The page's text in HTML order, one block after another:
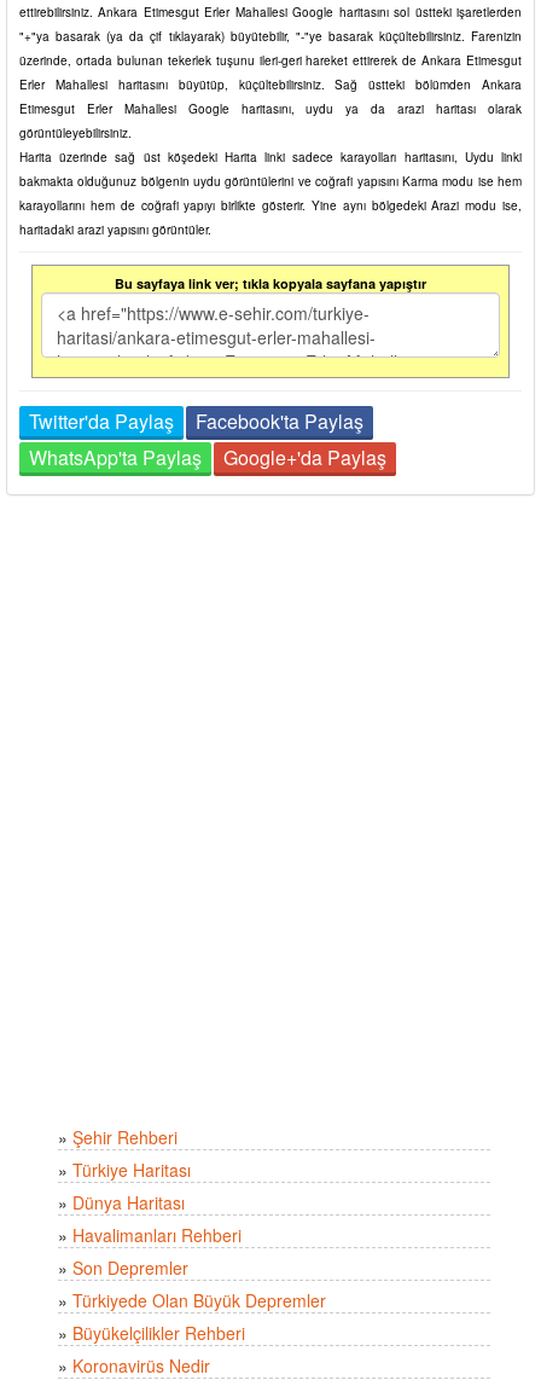
ettirebilirsiniz. Ankara Etimesgut Erler Mahallesi Google haritasını sol üstteki işaretlerden
"+"ya basarak (ya da çif tıklayarak) büyütebilir, "-"ye basarak küçültebilirsiniz. Farenizin
üzerinde, ortada bulunan tekerlek tuşunu ileri-geri hareket ettirerek de Ankara Etimesgut
Erler Mahallesi haritasını büyütüp, küçültebilirsiniz. Sağ üstteki bölümden Ankara
Etimesgut Erler Mahallesi Google haritasını, uydu ya da arazi haritası olarak
görüntüleyebilirsiniz.
Harita üzerinde sağ üst köşedeki Harita linki sadece karayolları haritasını, Uydu linki
bakmakta olduğunuz bölgenin uydu görüntülerini ve coğrafi yapısını Karma modu ise hem
karayollarını hem de coğrafi yapıyı birlikte gösterir. Yine aynı bölgedeki Arazi modu ise,
haritadaki arazi yapısını görüntüler.
Bu sayfaya link ver; tıkla kopyala sayfana yapıştır
Twitter'da Paylaş
Facebook'ta Paylaş
WhatsApp'ta Paylaş
Google+'da Paylaş
» Şehir Rehberi
» Türkiye Haritası
» Dünya Haritası
» Havalimanları Rehberi
» Son Depremler
» Türkiyede Olan Büyük Depremler
» Büyükelçilikler Rehberi
» Koronavirüs Nedir